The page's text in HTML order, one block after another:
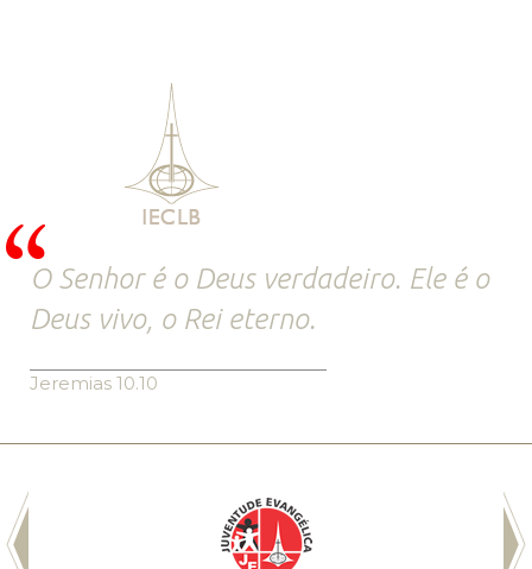
O Senhor é o Deus verdadeiro. Ele é o
Deus vivo, o Rei eterno.
Jeremias 10.10